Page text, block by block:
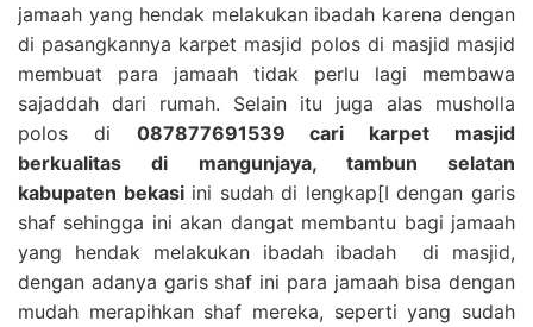
jamaah yang hendak melakukan ibadah karena dengan
di pasangkannya karpet masjid polos di masjid masjid
membuat para jamaah tidak perlu lagi membawa
sajaddah dari rumah. Selain itu juga alas musholla
polos di 087877691539 cari karpet masjid
berkualitas di mangunjaya, tambun selatan
kabupaten bekasiini sudah di lengkap[I dengan garis
shaf sehingga ini akan dangat membantu bagi jamaah
yang hendak melakukan ibadah ibadah di masjid,
dengan adanya garis shaf ini para jamaah bisa dengan
mudah merapihkan shaf mereka, seperti yang sudah